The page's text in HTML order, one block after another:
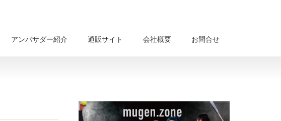
アンバサダー紹介 通販サイト 会社概要 お問合せ